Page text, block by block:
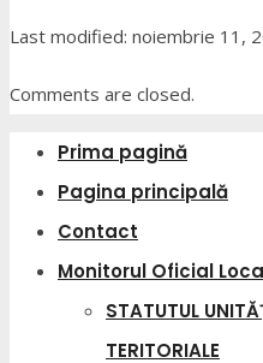
Last modified: noiembrie 11,
Comments are closed.
Prima pagină
Pagina principală
Contact
Monitorul Oficial
STATUTUL
TERITORIALE